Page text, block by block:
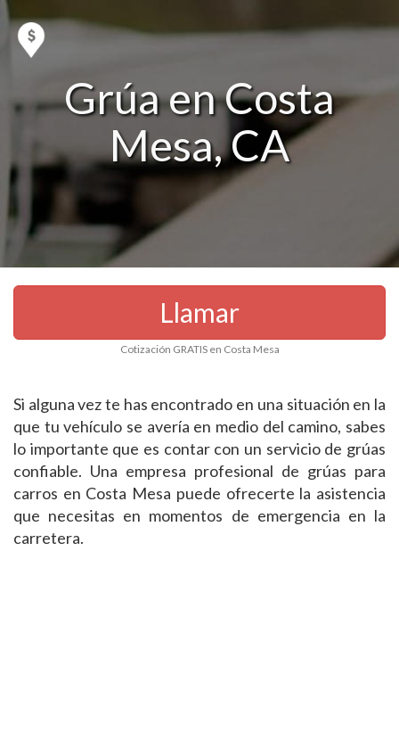
Grúa en Costa
Mesa, CA
Llamar
Cotización GRATIS en Costa Mesa
Si alguna vez te has encontrado en una situación en la
que tu vehículo se avería en medio del camino, sabes
lo importante que es contar con un servicio de grúas
confiable. Una empresa profesional de grúas para
carros en Costa Mesa puede ofrecerte la asistencia
que necesitas en momentos de emergencia en la
carretera.